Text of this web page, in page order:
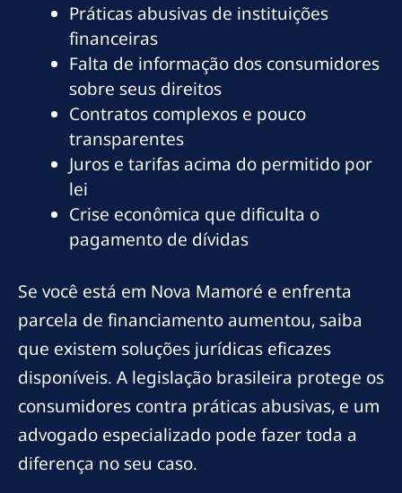
Práticas abusivas de instituições
financeiras
Falta de informação dos consumidores
sobre seus direitos
Contratos complexos e pouco
transparentes
Juros e tarifas acima do permitido por
lei
Crise econômica que dificulta o
pagamento de dívidas
Se você está em Nova Mamoré e enfrenta
parcela de financiamento aumentou, saiba
que existem soluções jurídicas eficazes
disponíveis. A legislação brasileira protege os
consumidores contra práticas abusivas, e um
advogado especializado pode fazer toda a
diferença no seu caso.